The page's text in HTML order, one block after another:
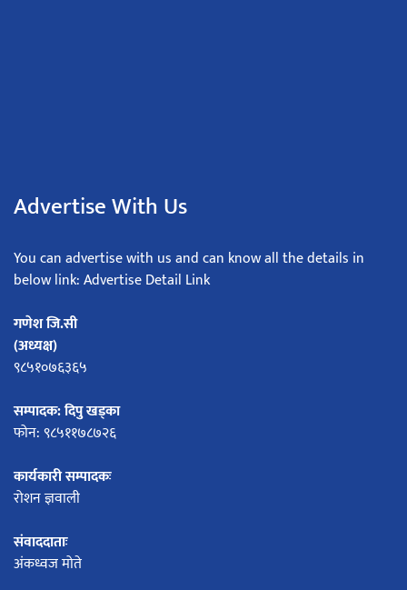
Advertise With Us
You can advertise with us and can know all the details in
below link: Advertise Detail Link
गणेश जि.सी
(अध्यक्ष)
९८५१०७६३६५
सम्पादक: दिपु खड्का
फोन: ९८५११७८७२६
कार्यकारी सम्पादकः
रोशन ज्ञवाली
संवाददाताः
अंकध्वज मोते